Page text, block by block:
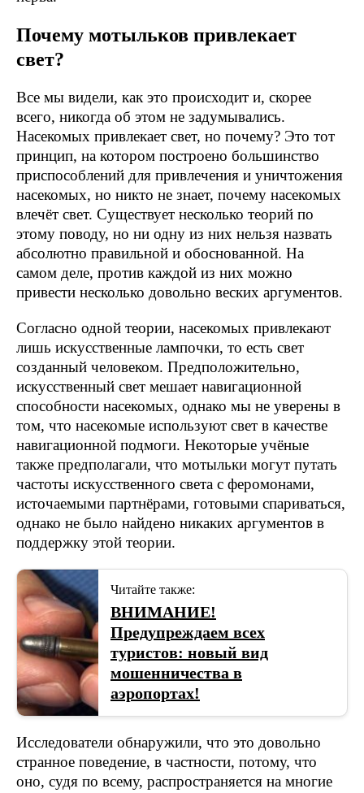
Почему мотыльков привлекает
свет?
Все мы видели, как это происходит и, скорее
всего, никогда об этом не задумывались.
Насекомых привлекает свет, но почему? Это тот
принцип, на котором построено большинство
приспособлений для привлечения и уничтожения
насекомых, но никто не знает, почему насекомых
влечёт свет. Существует несколько теорий по
этому поводу, но ни одну из них нельзя назвать
абсолютно правильной и обоснованной. На
самом деле, против каждой из них можно
привести несколько довольно веских аргументов.
Согласно одной теории, насекомых привлекают
лишь искусственные лампочки, то есть свет
созданный человеком. Предположительно,
искусственный свет мешает навигационной
способности насекомых, однако мы не уверены в
том, что насекомые используют свет в качестве
навигационной подмоги. Некоторые учёные
также предполагали, что мотыльки могут путать
частоты искусственного света с феромонами,
источаемыми партнёрами, готовыми спариваться,
однако не было найдено никаких аргументов в
поддержку этой теории.
Читайте также:
ВНИМАНИЕ!
Предупреждаем всех
туристов: новый вид
мошенничества в
аэропортах!
Исследователи обнаружили, что это довольно
странное поведение, в частности, потому, что
оно, судя по всему, распространяется на многие